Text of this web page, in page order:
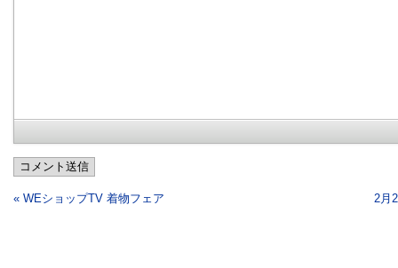
コメント送信
« WEショップTV 着物フェア 2月